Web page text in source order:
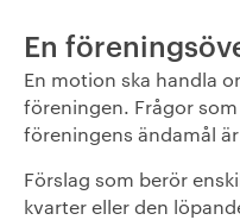
Så engagerar du dig
Så här gör du!
Förtroendevalda
En
En motion ska handla
föreningen. Frågor
föreningens ändamål
Förslag som berör
kvarter eller den